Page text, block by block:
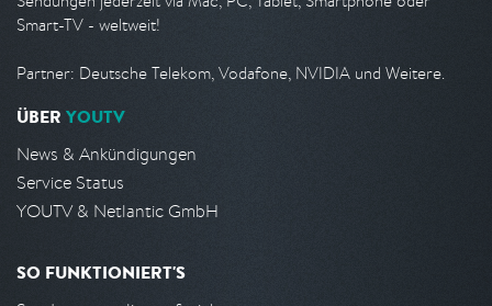
Smart-TV - weltweit!
Partner: Deutsche Telekom, Vodafone, NVIDIA und Weitere.
ÜBER YOUTV
News & Ankündigungen
Service Status
YOUTV & Netlantic GmbH
SO FUNKTIONIERT'S